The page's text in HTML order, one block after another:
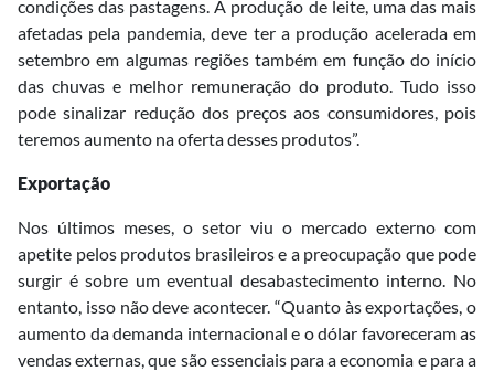
condições das pastagens. A produção de leite, uma das mais
afetadas pela pandemia, deve ter a produção acelerada em
setembro em algumas regiões também em função do início
das chuvas e melhor remuneração do produto. Tudo isso
pode sinalizar redução dos preços aos consumidores, pois
teremos aumento na oferta desses produtos”.
Exportação
Nos últimos meses, o setor viu o mercado externo com
apetite pelos produtos brasileiros e a preocupação que pode
surgir é sobre um eventual desabastecimento interno. No
entanto, isso não deve acontecer. “Quanto às exportações, o
aumento da demanda internacional e o dólar favoreceram as
vendas externas, que são essenciais para a economia e para a